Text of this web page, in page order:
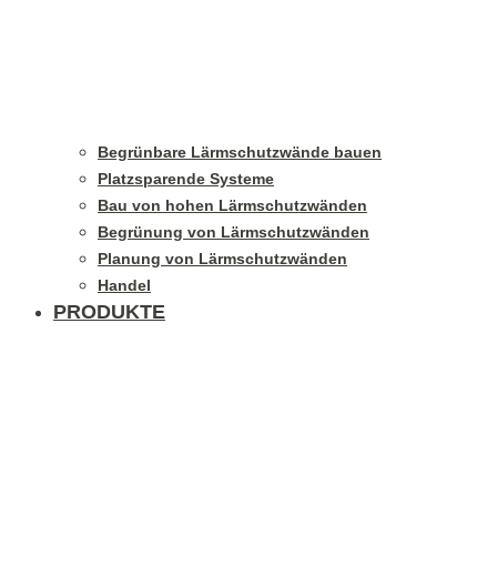
Begrünbare Lärmschutzwände bauen
Platzsparende Systeme
Bau von hohen Lärmschutzwänden
Begrünung von Lärmschutzwänden
Planung von Lärmschutzwänden
Handel
PRODUKTE